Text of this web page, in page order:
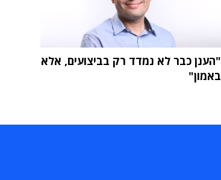
"הענן כבר לא נמדד רק בביצועים, אלא
באמון"